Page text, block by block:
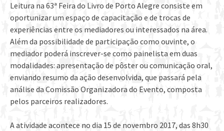
Leitura na 63ª Feira do Livro de Porto Alegre consiste em
oportunizar um espaço de capacitação e de trocas de
experiências entre os mediadores ou interessados na área.
Além da possibilidade de participação como ouvinte, o
mediador poderá inscrever-se como painelista em duas
modalidades: apresentação de pôster ou comunicação oral,
enviando resumo da ação desenvolvida, que passará pela
análise da Comissão Organizadora do Evento, composta
pelos parceiros realizadores.
A atividade acontece no dia 15 de novembro 2017, das 8h30